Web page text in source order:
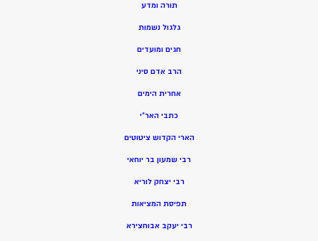
תורה ומדע
גלגול נשמות
חגים ומועדים
הרב אדם סיני
אחרית הימים
כתבי האר”י
הארי הקדוש ציטוטים
רבי שמעון בר יוחאי
רבי יצחק לוריא
תפיסת המציאות
רבי יעקב אבוחצירא